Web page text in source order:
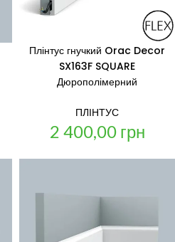
Плінтус гнучкий Orac Decor
SX163F SQUARE
Дюрополімерний
ПЛІНТУС
2 400,00 грн